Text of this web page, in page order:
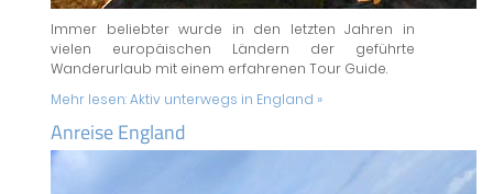
Immer beliebter wurde in den letzten Jahren in
vielen europäischen Ländern der geführte
Wanderurlaub mit einem erfahrenen Tour Guide.
Mehr lesen:Aktiv unterwegs in England »
Anreise England